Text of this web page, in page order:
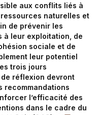
aux conflits liés à
naturelles et
de prévenir les
à leur exploitation, de
sociale et de
leur potentiel
trois jours
de réflexion devront
recommandations
l’efficacité des
dans le cadre du